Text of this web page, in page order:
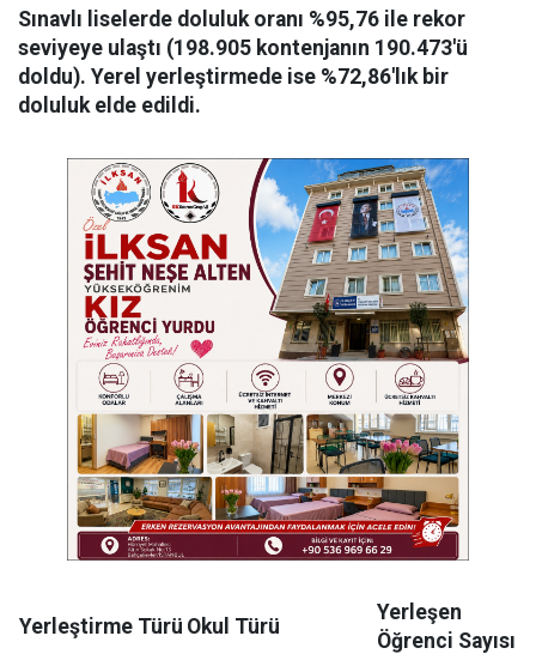
Sınavlı liselerde doluluk oranı %95,76 ile rekor
seviyeye ulaştı (198.905 kontenjanın 190.473'ü
doldu). Yerel yerleştirmede ise %72,86'lık bir
doluluk elde edildi.
Yerleştirme Türü Okul Türü
Yerleşen
Öğrenci Sayısı